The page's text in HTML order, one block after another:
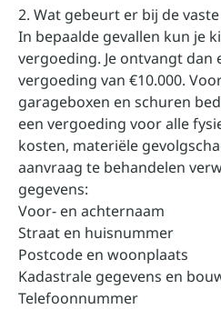
2. Wat gebeurt er bij de
In bepaalde gevallen kun je
vergoeding. Je ontvangt dan
vergoeding van €10.000.
garageboxen en schuren
een vergoeding voor alle
kosten, materiële
aanvraag te behandelen
gegevens:
Voor- en achternaam
Straat en huisnummer
Postcode en woonplaats
Kadastrale gegevens en
Telefoonnummer